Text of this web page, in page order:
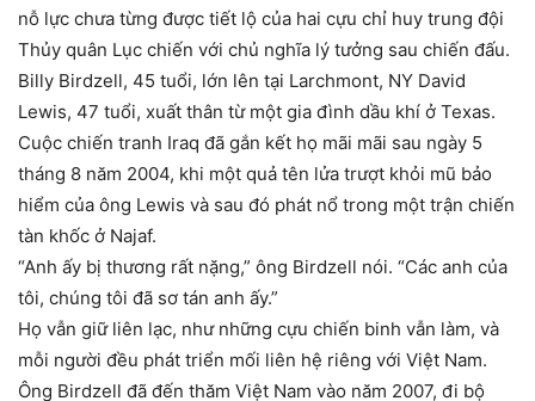
nỗ lực chưa từng được tiết lộ của hai cựu chỉ huy trung đội
Thủy quân Lục chiến với chủ nghĩa lý tưởng sau chiến đấu.
Billy Birdzell, 45 tuổi, lớn lên tại Larchmont, NY David
Lewis, 47 tuổi, xuất thân từ một gia đình dầu khí ở Texas.
Cuộc chiến tranh Iraq đã gắn kết họ mãi mãi sau ngày 5
tháng 8 năm 2004, khi một quả tên lửa trượt khỏi mũ bảo
hiểm của ông Lewis và sau đó phát nổ trong một trận chiến
tàn khốc ở Najaf.
“Anh ấy bị thương rất nặng,” ông Birdzell nói. “Các anh của
tôi, chúng tôi đã sơ tán anh ấy.”
Họ vẫn giữ liên lạc, như những cựu chiến binh vẫn làm, và
mỗi người đều phát triển mối liên hệ riêng với Việt Nam.
Ông Birdzell đã đến thăm Việt Nam vào năm 2007, đi bộ